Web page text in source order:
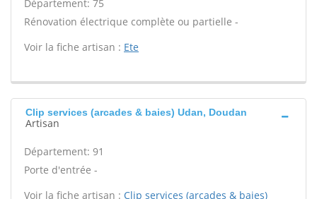
Département: 75
Rénovation électrique complète ou partielle -
Voir la fiche artisan : Ete
Clip services (arcades & baies) Udan, Doudan
Artisan
Département: 91
Porte d'entrée -
Voir la fiche artisan : Clip services (arcades & baies)